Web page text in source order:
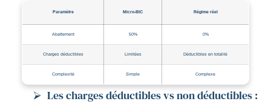
Paramètre Micro-BIC Régime réel
Abattement 50% 0%
Charges déductibles Limitées Déductibles en totalité
Complexité Simple Complexe
Les charges déductibles vs non déductibles :